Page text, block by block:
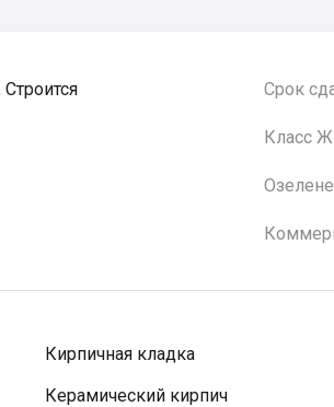
Срок
Класс
Кирпичная кладка
Керамический кирпич